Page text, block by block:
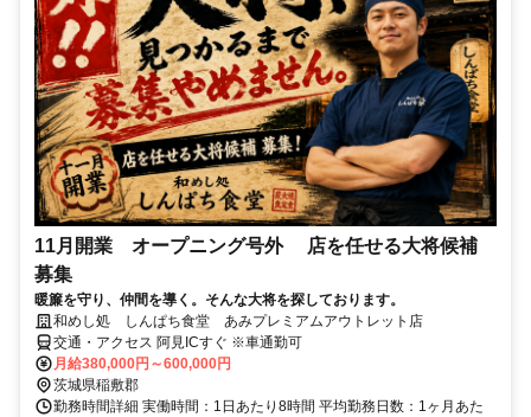
11月開業 オープニング号外 店を任せる大将候補
募集
暖簾を守り、仲間を導く。そんな大将を探しております。
和めし処 しんぱち食堂 あみプレミアムアウトレット店
交通・アクセス 阿見ICすぐ ※車通勤可
月給380,000円～600,000円
茨城県稲敷郡
勤務時間詳細 実働時間：1日あたり8時間 平均勤務日数：1ヶ月あた